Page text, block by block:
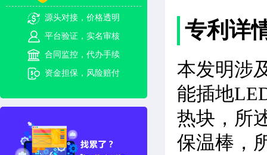
源头对接，价格透明
平台验证，实名审核
合同监控，代办手续
资金担保，风险赔付
专利详
本发明涉
能插地
热块，所
保温棒，